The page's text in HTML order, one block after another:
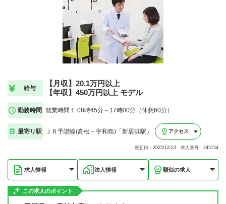
給与
【月収】20.1万円以上
【年収】450万円以上 モデル
勤務時間 就業時間１:08時45分～17時00分（休憩60分）
最寄り駅 ＪＲ予讃線(高松－宇和島)「新居浜駅」 アクセス
更新日：2025/12/23 求人番号：245154
求人情報 法人情報 類似の求人
この求人のポイント